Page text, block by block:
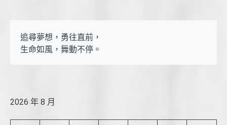
追尋夢想，勇往直前，
生命如風，舞動不停。
2026 年 8 月